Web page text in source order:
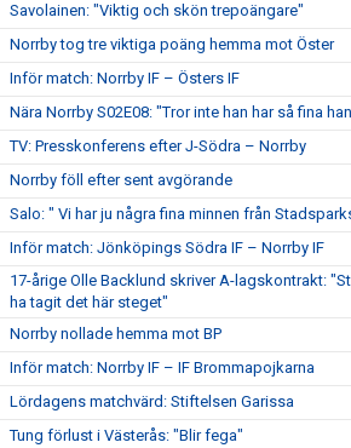
Savolainen: "Viktig och skön trepoängare"
Norrby tog tre viktiga poäng hemma mot Öster
Inför match: Norrby IF – Östers IF
Nära Norrby S02E08: "Tror inte han har så fina
TV: Presskonferens efter J-Södra – Norrby
Norrby föll efter sent avgörande
Salo: " Vi har ju några fina minnen från
Inför match: Jönköpings Södra IF – Norrby IF
17-årige Olle Backlund skriver A-lagskontrakt:
ha tagit det här steget"
Norrby nollade hemma mot BP
Inför match: Norrby IF – IF Brommapojkarna
Lördagens matchvärd: Stiftelsen Garissa
Tung förlust i Västerås: "Blir fega"